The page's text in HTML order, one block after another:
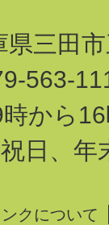
三田市
563-
から
日、年
ンクについて